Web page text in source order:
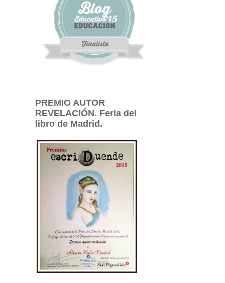
PREMIO AUTOR
REVELACIÓN. Feria del
libro de Madrid.